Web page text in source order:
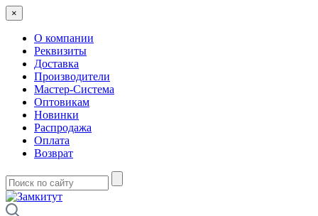
×
О компании
Реквизиты
Доставка
Производители
Мастер-Система
Оптовикам
Новинки
Распродажа
Оплата
Возврат